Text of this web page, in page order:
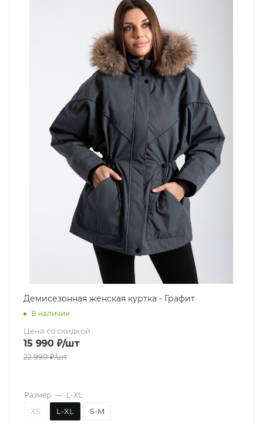
Демисезонная женская куртка - Графит
В наличии
Цена со скидкой
15 990 ₽/шт
22 990₽/шт
Размер — L-XL
XS L-XL S-M